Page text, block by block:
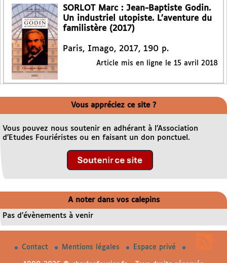
SORLOT Marc : Jean-Baptiste Godin.
Un industriel utopiste. L’aventure du
familistère (2017)
Paris, Imago, 2017, 190 p.
Article mis en ligne le 15 avril 2018
Vous appréciez ce site ?
Vous pouvez nous soutenir en adhérant à l’Association
d’Etudes Fouriéristes ou en faisant un don ponctuel.
A noter dans vos calepins
Pas d’évènements à venir
Contact Mentions légales Espace privé